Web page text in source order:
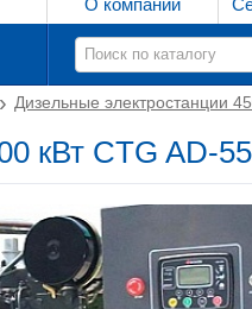
О компании
Дизельные электростанции
кВт CTG AD-